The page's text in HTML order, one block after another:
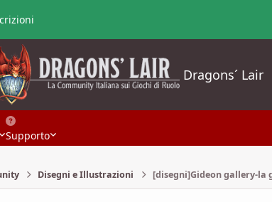
Dragons´ Lair
Supporto
Disegni e Illustrazioni [disegni]Gideon gallery-la